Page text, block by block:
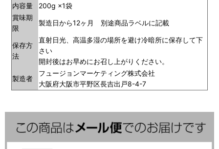
内容量
200g ×1袋
賞味期
限
製造日から12ヶ月 別途商品ラベルに記載
保存方
法
直射日光、高温多湿の場所を避け冷暗所に保存して下
さい
開封後はお早めにお召し上がりください。
製造者
フュージョンマーケティング株式会社
大阪府大阪市平野区長吉出戸8-4-7